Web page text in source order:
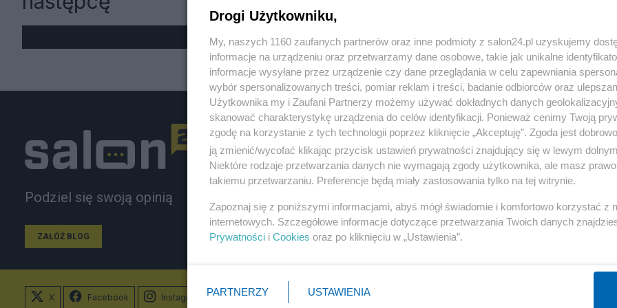
« WRÓĆ DO NOTKI
Podziel się swoją opinią
ZAŁÓŻ BLOG
Polityka
NATO
KO
Imigranci
PiS
Gospodarka
Centralny Port Komunikacyjny
Inwestycje
Podatki
Energetyka
X Facebook Instagram
Drogi Użytkowniku,
My, naszych 1160 zaufanych partnerów oraz inne podmioty z salon24.pl uzyskujemy
informacje na urządzeniu oraz przetwarzamy dane osobowe, takie jak unikalne
informacje wysyłane przez urządzenie czy dane przeglądania w celu zapewniania
wybór spersonalizowanych treści, pomiar reklam i treści, badanie odbiorców oraz
Użytkownika my i Zaufani Partnerzy możemy używać dokładnych danych
skanować charakterystykę urządzenia do celów identyfikacji. Ponieważ cenimy Twoją
zgodę na korzystanie z tych technologii poprzez kliknięcie „Akceptuję”. Zgoda jest
ją zmienić/wycofać klikając przycisk ustawień prywatności znajdujący się w lewym
Niektóre rodzaje przetwarzania danych nie wymagają zgody użytkownika, ale masz
takiemu przetwarzaniu. Preferencje będą miały zastosowania tylko na tej witrynie.
Zapoznaj się z poniższymi informacjami, abyś mógł świadomie i komfortowo korzystać z
internetowych. Szczegółowe informacje dotyczące przetwarzania Twoich danych
Prywatności i Cookies oraz po kliknięciu w „Ustawienia”.
PARTNERZY USTAWIENIA